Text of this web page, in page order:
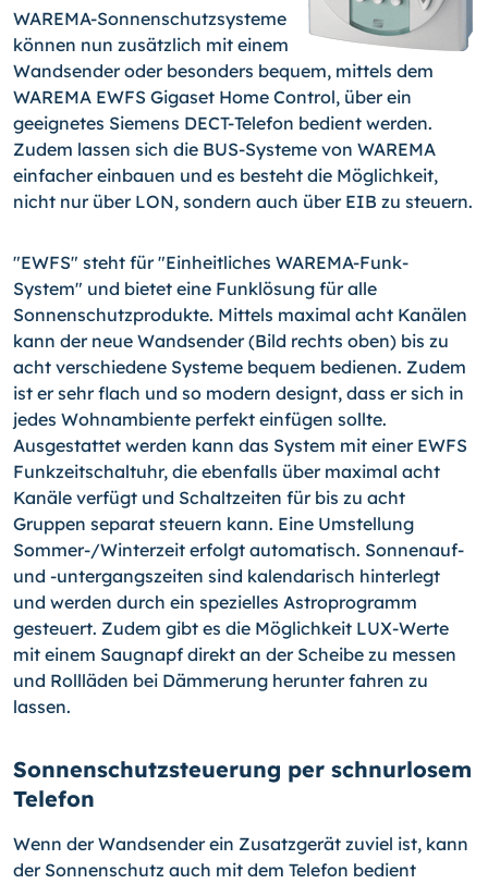
WAREMA-Sonnenschutzsysteme
können nun zusätzlich mit einem
Wandsender oder besonders bequem, mittels dem
WAREMA EWFS Gigaset Home Control, über ein
geeignetes Siemens DECT-Telefon bedient werden.
Zudem lassen sich die BUS-Systeme von WAREMA
einfacher einbauen und es besteht die Möglichkeit,
nicht nur über LON, sondern auch über EIB zu steuern.
"EWFS" steht für "Einheitliches WAREMA-Funk-
System" und bietet eine Funklösung für alle
Sonnenschutzprodukte. Mittels maximal acht Kanälen
kann der neue Wandsender (Bild rechts oben) bis zu
acht verschiedene Systeme bequem bedienen. Zudem
ist er sehr flach und so modern designt, dass er sich in
jedes Wohnambiente perfekt einfügen sollte.
Ausgestattet werden kann das System mit einer EWFS
Funkzeitschaltuhr, die ebenfalls über maximal acht
Kanäle verfügt und Schaltzeiten für bis zu acht
Gruppen separat steuern kann. Eine Umstellung
Sommer-/Winterzeit erfolgt automatisch. Sonnenauf-
und -untergangszeiten sind kalendarisch hinterlegt
und werden durch ein spezielles Astroprogramm
gesteuert. Zudem gibt es die Möglichkeit LUX-Werte
mit einem Saugnapf direkt an der Scheibe zu messen
und Rollläden bei Dämmerung herunter fahren zu
lassen.
Sonnenschutzsteuerung per schnurlosem
Telefon
Wenn der Wandsender ein Zusatzgerät zuviel ist, kann
der Sonnenschutz auch mit dem Telefon bedient